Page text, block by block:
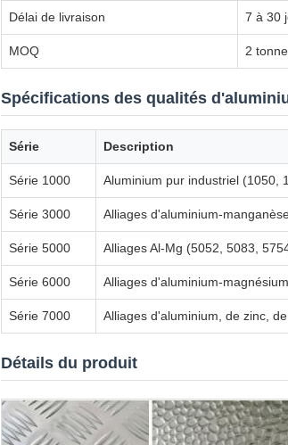
Délai de livraison 7 à 30
MOQ 2
Spécifications des qualités
Série Description
Série 1000 Aluminium pur industriel (1050,
Série 3000 Alliages d'aluminium-
Série 5000 Alliages Al-Mg (5052, 5083,
Série 6000 Alliages d'aluminium-
Série 7000 Alliages d'aluminium, de zinc,
Détails du produit